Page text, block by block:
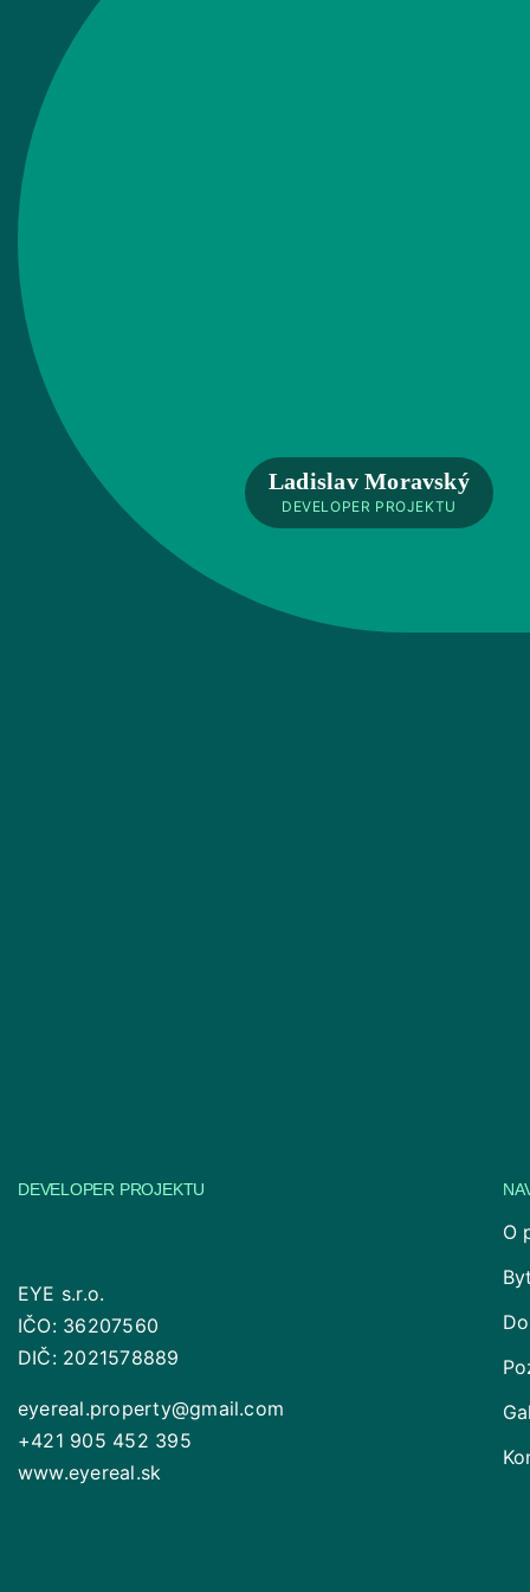
Ladislav Moravský
DEVELOPER PROJEKTU
DEVELOPER PROJEKTU
EYE s.r.o.
IČO: 36207560
DIČ: 2021578889
eyereal.property@gmail.com
+421 905 452 395
www.eyereal.sk
O